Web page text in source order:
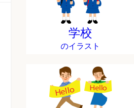
学校
のイラスト